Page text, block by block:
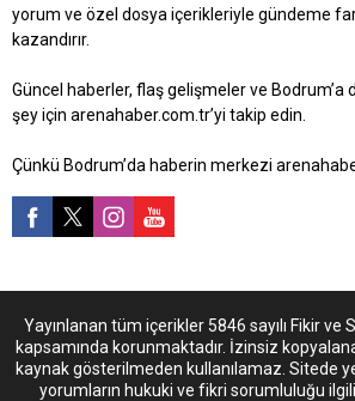
yorum ve özel dosya içerikleriyle gündeme
kazandırır.
Güncel haberler, flaş gelişmeler ve Bodrum’a
şey için arenahaber.com.tr’yi takip edin.
Çünkü Bodrum’da haberin merkezi
Yayınlanan tüm içerikler 5846 sayılı Fikir ve
kapsamında korunmaktadır. İzinsiz
kaynak gösterilmeden kullanılamaz. Sitede
yorumların hukuki ve fikri sorumluluğu